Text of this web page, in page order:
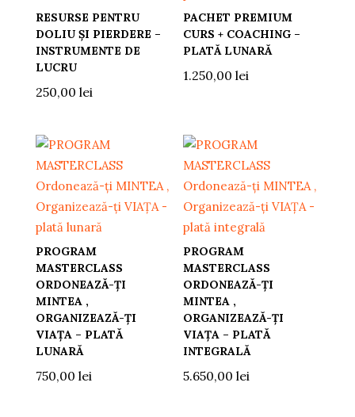
RESURSE PENTRU
DOLIU ȘI PIERDERE –
INSTRUMENTE DE
LUCRU
250,00 lei
PACHET PREMIUM
CURS + COACHING –
PLATĂ LUNARĂ
1.250,00lei
PROGRAM
MASTERCLASS
ORDONEAZĂ-ȚI
MINTEA ,
ORGANIZEAZĂ-ȚI
VIAȚA – PLATĂ
LUNARĂ
750,00 lei
PROGRAM
MASTERCLASS
ORDONEAZĂ-ȚI
MINTEA ,
ORGANIZEAZĂ-ȚI
VIAȚA – PLATĂ
INTEGRALĂ
5.650,00lei